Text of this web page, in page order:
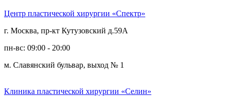
Центр пластической хирургии «Спектр»
г. Москва, пр-кт Кутузовский д.59А
пн-вс: 09:00 - 20:00
м. Славянский бульвар, выход № 1
Клиника пластической хирургии «Селин»